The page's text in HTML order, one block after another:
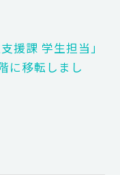
援課 学生担当」
に移転しまし